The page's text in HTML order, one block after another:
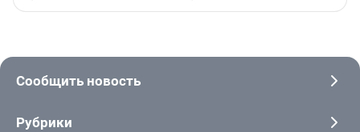
Сообщить новость
Рубрики